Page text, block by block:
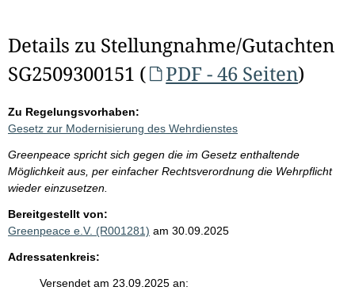
Details zu Stellungnahme/Gutachten
SG2509300151 (
PDF - 46 Seiten)
Zu Regelungsvorhaben:
Gesetz zur Modernisierung des Wehrdienstes
Greenpeace spricht sich gegen die im Gesetz enthaltende
Möglichkeit aus, per einfacher Rechtsverordnung die Wehrpflicht
wieder einzusetzen.
Bereitgestellt von:
Greenpeace e.V. (R001281) am 30.09.2025
Adressatenkreis:
Versendet am 23.09.2025 an: